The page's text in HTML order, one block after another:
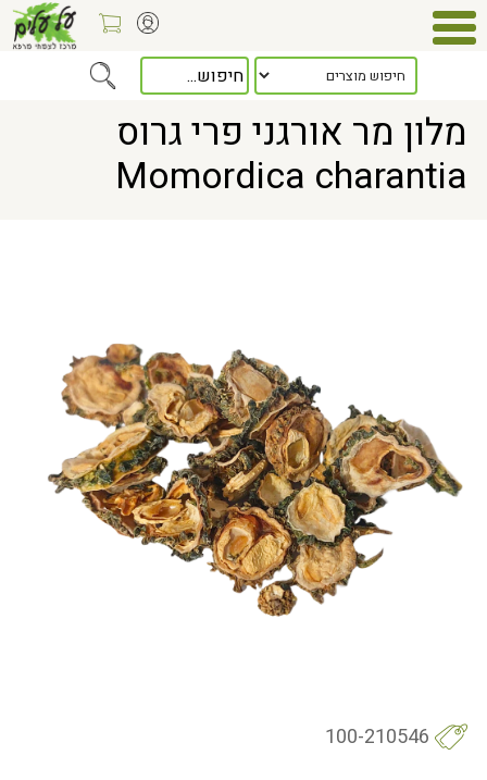
> מלון מר אורגני פרי גרוס Momordica charantia
מלון מר אורגני פרי גרוס
Momordica charantia
100-210546